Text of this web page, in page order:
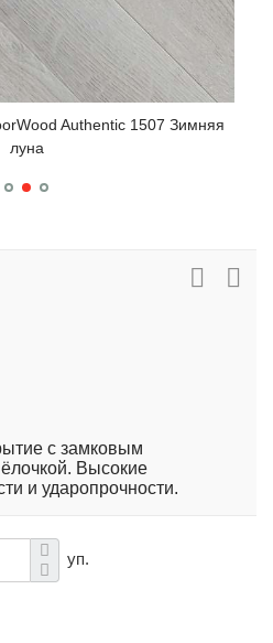
Authentic 1507 Зимняя
луна
с замковым
Высокие
и ударопрочности.
уп.